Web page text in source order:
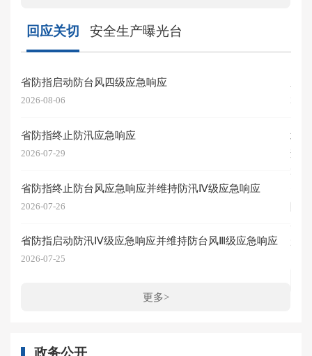
回应关切 安全生产曝光台
省防指启动防台风四级应急响应
2026-08-06
省防指终止防汛应急响应
2026-07-29
省防指终止防台风应急响应并维持防汛Ⅳ级应急响应
2026-07-26
省防指启动防汛Ⅳ级应急响应并维持防台风Ⅲ级应急响应
2026-07-25
更多>
北
查
政务公开